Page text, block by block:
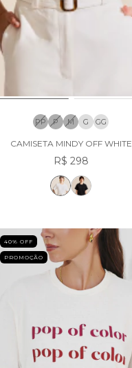
PP P M G GG
CAMISETA MINDY OFF WHITE
R$ 298
40% OFF
PROMOÇÃO